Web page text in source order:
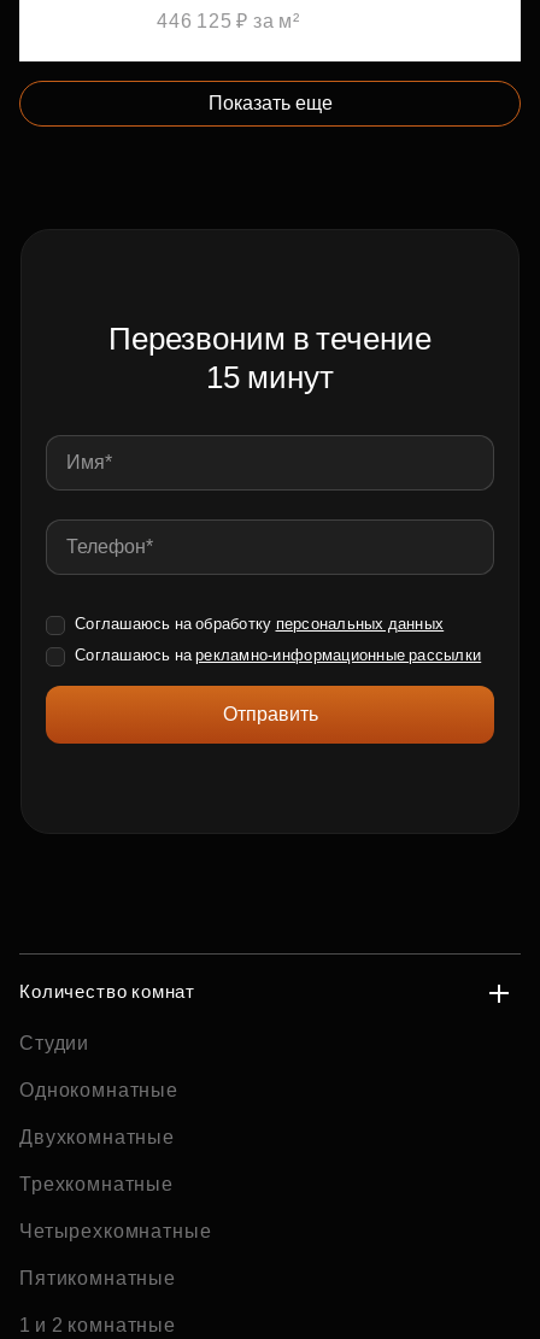
446 125 ₽ за м²
Показать еще
Перезвоним в течение
15 минут
Соглашаюсь на обработку персональных данных
Соглашаюсь нарекламно-информационные рассылки
Отправить
Количество комнат
Студии
Однокомнатные
Двухкомнатные
Трехкомнатные
Четырехкомнатные
Пятикомнатные
1 и 2 комнатные